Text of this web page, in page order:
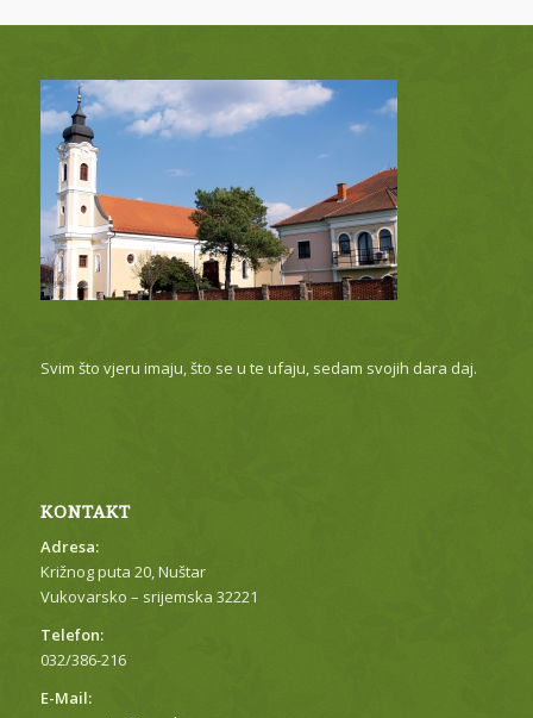
Svim što vjeru imaju, što se u te ufaju, sedam svojih dara daj.
KONTAKT
Adresa:
Križnog puta 20, Nuštar
Vukovarsko – srijemska 32221
Telefon:
032/386-216
E-Mail: